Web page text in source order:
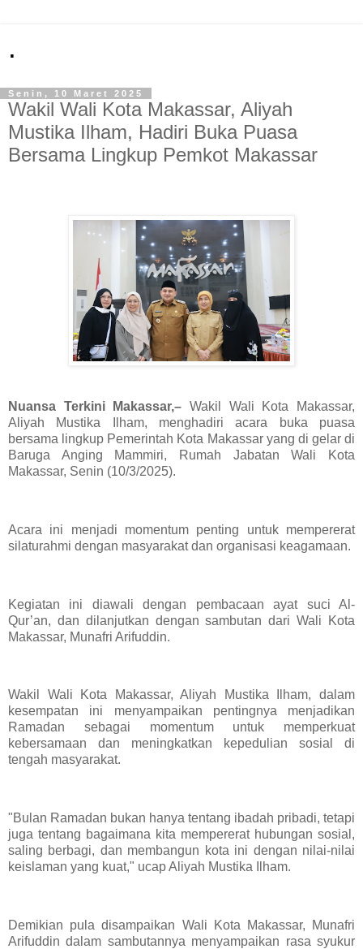
.
Senin, 10 Maret 2025
Wakil Wali Kota Makassar, Aliyah
Mustika Ilham, Hadiri Buka Puasa
Bersama Lingkup Pemkot Makassar
Nuansa Terkini Makassar,– Wakil Wali Kota Makassar,
Aliyah Mustika Ilham, menghadiri acara buka puasa
bersama lingkup Pemerintah Kota Makassar yang di gelar di
Baruga Anging Mammiri, Rumah Jabatan Wali Kota
Makassar, Senin (10/3/2025).
Acara ini menjadi momentum penting untuk mempererat
silaturahmi dengan masyarakat dan organisasi keagamaan.
Kegiatan ini diawali dengan pembacaan ayat suci Al-
Qur’an, dan dilanjutkan dengan sambutan dari Wali Kota
Makassar, Munafri Arifuddin.
Wakil Wali Kota Makassar, Aliyah Mustika Ilham, dalam
kesempatan ini menyampaikan pentingnya menjadikan
Ramadan sebagai momentum untuk memperkuat
kebersamaan dan meningkatkan kepedulian sosial di
tengah masyarakat.
"Bulan Ramadan bukan hanya tentang ibadah pribadi, tetapi
juga tentang bagaimana kita mempererat hubungan sosial,
saling berbagi, dan membangun kota ini dengan nilai-nilai
keislaman yang kuat," ucap Aliyah Mustika Ilham.
Demikian pula disampaikan Wali Kota Makassar, Munafri
Arifuddin dalam sambutannya menyampaikan rasa syukur